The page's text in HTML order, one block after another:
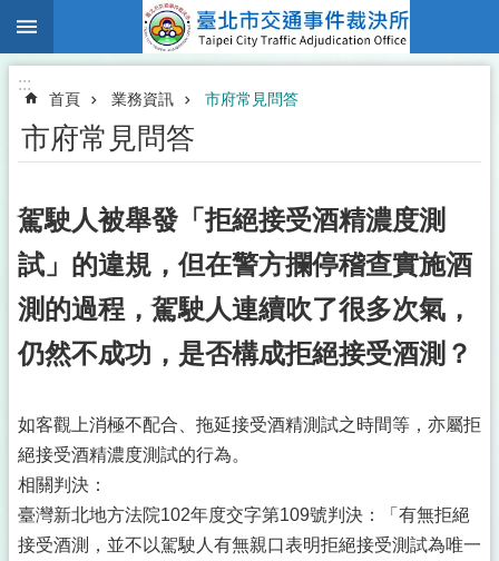
跳到主要內容區塊
:::
首頁 業務資訊 市府常見問答
市府常見問答
駕駛人被舉發「拒絕接受酒精濃度測
試」的違規，但在警方攔停稽查實施酒
測的過程，駕駛人連續吹了很多次氣，
仍然不成功，是否構成拒絕接受酒測？
如客觀上消極不配合、拖延接受酒精測試之時間等，亦屬拒
絕接受酒精濃度測試的行為。
相關判決：
臺灣新北地方法院102年度交字第109號判決：「有無拒絕
接受酒測，並不以駕駛人有無親口表明拒絕接受測試為唯一